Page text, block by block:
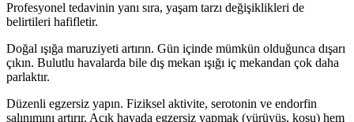
Profesyonel tedavinin yanı sıra, yaşam tarzı değişiklikleri de
belirtileri hafifletir.
Doğal ışığa maruziyeti artırın. Gün içinde mümkün olduğunca dışarı
çıkın. Bulutlu havalarda bile dış mekan ışığı iç mekandan çok daha
parlaktır.
Düzenli egzersiz yapın. Fiziksel aktivite, serotonin ve endorfin
salınımını artırır. Açık havada egzersiz yapmak (yürüyüş, koşu) hem